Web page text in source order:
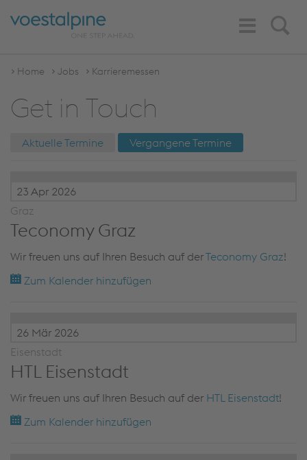
Search
Toggle
Navigation
Home Jobs Karrieremessen
Get in Touch
Aktuelle Termine Vergangene Termine
23 Apr 2026
Graz
Teconomy Graz
Wir freuen uns auf Ihren Besuch auf derTeconomy Graz!
Zum Kalender hinzufügen
26 Mär 2026
Eisenstadt
HTL Eisenstadt
Wir freuen uns auf Ihren Besuch auf der HTL Eisenstadt!
Zum Kalender hinzufügen